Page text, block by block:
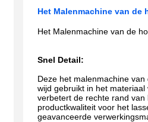
Het Malenmachine van de
Het Malenmachine van de
Snel Detail:
Deze het malenmachine
wijd gebruikt in het
verbetert de rechte rand
productkwaliteit voor het
geavanceerde